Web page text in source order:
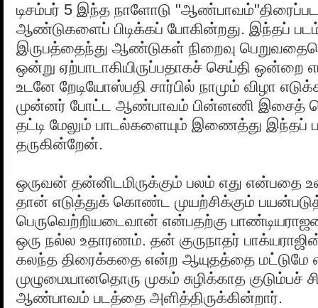
டிசம்பர் 5 இந்த நாளோடு
ஆண்டுகளைப் பிடிக்கப் போகின்றது. இந்தப்
இருபத்தைந்து ஆண்டுகள் நிறைவு
ஒன்று ஏற்பாடாகியிருப்பதாகச் செய்தி ஒன்றை
உடனே றேடியோஸ்பதி சார்பில் நாமும் விழா
முன்னர் போட்ட ஆண்பாவம் பின்னணி இசைத்
தட்டி மேலும் பாடல்களையும் இணைத்து இந்தப்
தருகின்றேன்.
ஒருவன் தன்னிடமிருக்கும் பலம் எது என்பதை
தான் எடுத்துக் கொண்ட முயற்சிக்கும்
பெருவெற்றியடைவான் என்பதற்கு
ஒரு நல்ல உதாரணம். தன் குருநாதர்
கலந்த திரைக்கதை என்ற ஆயுதத்தை மட்டுமே
முழுமையானதொரு முகம் சுழிக்காத குடும்பச்
ஆண்பாவம் படத்தை அளித்திருக்கின்றார்.